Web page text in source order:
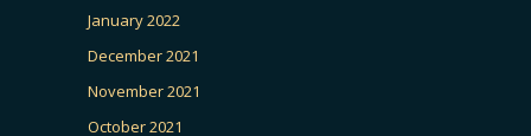
January 2022
December 2021
November 2021
October 2021